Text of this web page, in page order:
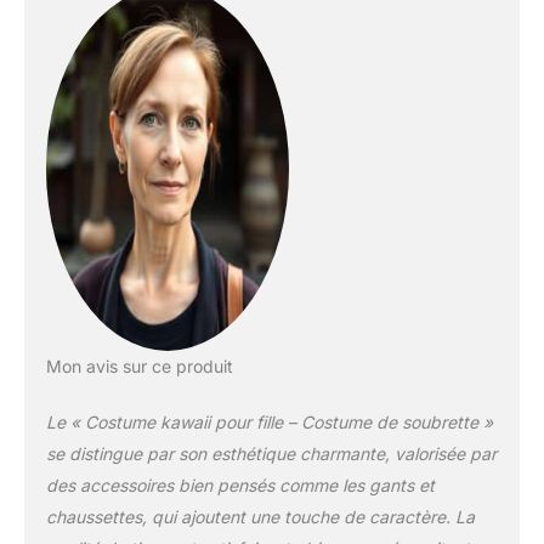
de soubrette Lolita
comprend : 1 robe, 1
tablier, 1 couvre-chef
oreilles de chat en fausse
fourrure, 1 couvre-chef
de soubrette française, 1
paire de chaussettes
hautes Lolita avec nœud
papillon, 1 paire de gants
lisses en satin, 8 pièces.
Nombreux accessoires,
coiffe et gants en
fourrure et chaussettes
Lolita avec nœud, pour
un cosplay parfait pour
un cosplay sexy de
Mon avis sur ce produit
Le « Costume kawaii pour fille – Costume de soubrette »
se distingue par son esthétique charmante, valorisée par
des accessoires bien pensés comme les gants et
chaussettes, qui ajoutent une touche de caractère. La